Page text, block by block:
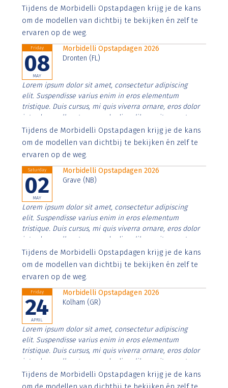
Aenean faucibus nibh et justo cursus id rutrum lorem
imperdiet. Nunc ut sem vitae risus tristique posuere.
Tijdens de Morbidelli Opstapdagen krijg je de kans
om de modellen van dichtbij te bekijken én zelf te
ervaren op de weg.
Friday
08
MAY
Morbidelli Opstapdagen 2026
Dronten (FL)
Lorem ipsum dolor sit amet, consectetur adipiscing
elit. Suspendisse varius enim in eros elementum
tristique. Duis cursus, mi quis viverra ornare, eros dolor
interdum nulla, ut commodo diam libero vitae erat.
Aenean faucibus nibh et justo cursus id rutrum lorem
imperdiet. Nunc ut sem vitae risus tristique posuere.
Tijdens de Morbidelli Opstapdagen krijg je de kans
om de modellen van dichtbij te bekijken én zelf te
ervaren op de weg.
Saturday
02
MAY
Morbidelli Opstapdagen 2026
Grave (NB)
Lorem ipsum dolor sit amet, consectetur adipiscing
elit. Suspendisse varius enim in eros elementum
tristique. Duis cursus, mi quis viverra ornare, eros dolor
interdum nulla, ut commodo diam libero vitae erat.
Aenean faucibus nibh et justo cursus id rutrum lorem
imperdiet. Nunc ut sem vitae risus tristique posuere.
Tijdens de Morbidelli Opstapdagen krijg je de kans
om de modellen van dichtbij te bekijken én zelf te
ervaren op de weg.
Friday
24
APRIL
Morbidelli Opstapdagen 2026
Kolham (GR)
Lorem ipsum dolor sit amet, consectetur adipiscing
elit. Suspendisse varius enim in eros elementum
tristique. Duis cursus, mi quis viverra ornare, eros dolor
interdum nulla, ut commodo diam libero vitae erat.
Aenean faucibus nibh et justo cursus id rutrum lorem
imperdiet. Nunc ut sem vitae risus tristique posuere.
Tijdens de Morbidelli Opstapdagen krijg je de kans